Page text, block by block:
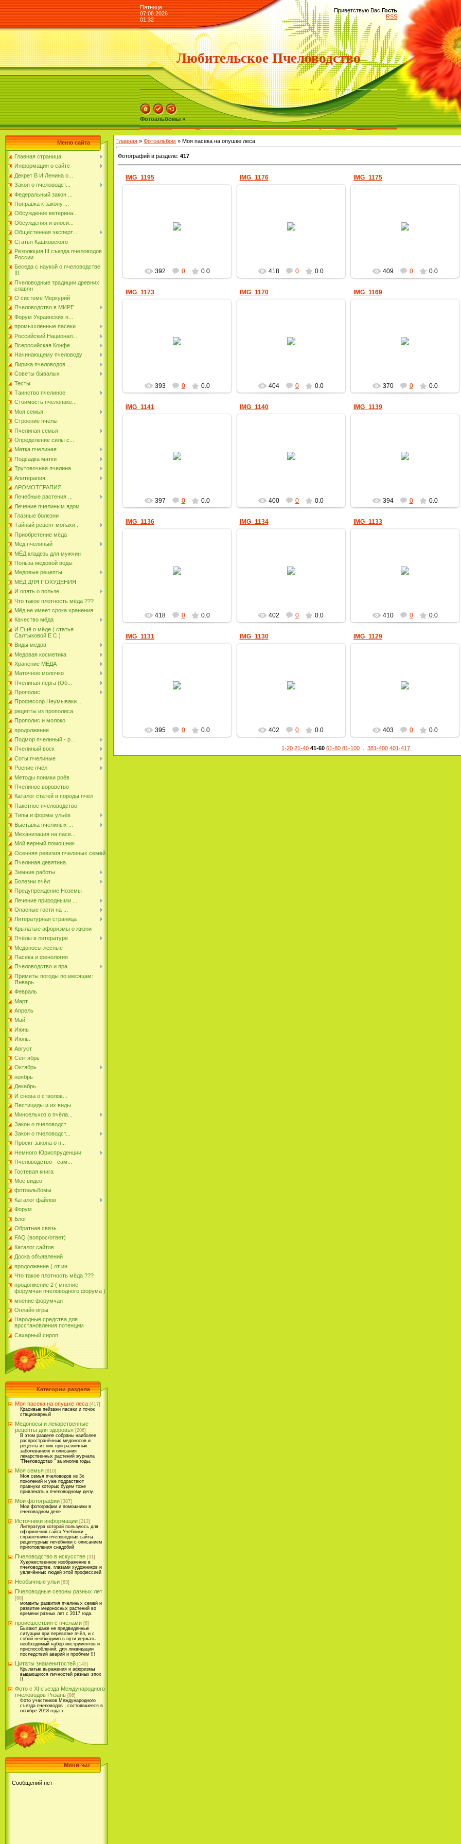
Пятница
07.08.2026
01:32
Приветствую Вас Гость
RSS
Любительское Пчеловодство
Фотоальбомы »
Меню сайта
Главная страница
Информация о сайте
Декрет В И Ленина о...
Закон о пчеловодст...
Федеральный закон ...
Поправка к закону ...
Обсуждение ветерина...
Обсуждения и вноси...
Общестенная эксперт...
Статья Кашковского
Резолюция III съезда пчеловодов
России
Беседа с наукой о пчеловодстве
!!!
Пчеловодные традиции древних
славян
О системе Меркурий
Пчеловодство в МИРЕ
Форум Украинских п...
промышленные пасеки
Российский Национал...
Всеросийская Конфе...
Начинающему пчеловоду
Лирика пчеловодов ...
Советы бывалых
Тесты
Таинство пчелиное
Стоимость пчелопаке...
Моя семья
Строение пчелы
Пчелиная семья
Определение силы с...
Матка пчелиная
Подсадка матки
Трутовочная пчелина...
Апитерапия
АРОМОТЕРАПИЯ
Лечебные растения ...
Лечение пчелиным ядом
Глазные болезни
Тайный рецепт монахи...
Приобретение мёда
Мёд пчелиный
МЁД кладезь для мужчин
Польза медовой воды
Медовые рецепты
МЁД ДЛЯ ПОХУДЕНИЯ
И опять о пользе ...
Что такое плотность мёда ???
Мёд не имеет срока хранения
Качество мёда
И Ещё о мёде ( статья
Салтыковой Е С )
Виды медов
Медовая косметика
Хранение МЁДА
Маточное молочко
Пчелиная перга (Об...
Прополис
Профессор Неумываки...
рецепты из прополиса
Прополис и молоко
продолжение
Подмор пчелиный - р...
Пчелиный воск
Соты пчелиные
Роение пчёл
Методы поимки роёв
Пчелиное воровство
Каталог статей и породы пчёл
Пакетное пчеловодство
Типы и формы ульёв
Выставка пчелиных ...
Механизация на пасе...
Мой верный помошник
Осенняя ревизия пчелиных семей
Пчелиная девятина
Зимние работы
Болезни пчёл
Предупреждение Ноземы
Лечение природными ...
Опасные гости на ...
Литературная страница
Крылатые афоризмы о жизни
Пчёлы в литературе
Медоносы лесные
Пасека и фенология
Пчеловодство и пра...
Приметы погоды по месяцам:
Январь
Февраль
Март
Апрель
Май
Июнь
Июль.
Август
Сентябрь
Октябрь
ноябрь
Декабрь.
И снова о стволов...
Пестициды и их виды
Минсельхоз о пчёла...
Закон о пчеловодст...
Закон о пчеловодст...
Проект закона о п...
Немного Юриспруденции
Пчеловодство - сам...
Гостевая книга
Моё видео
фотоальбомы
Каталог файлов
Форум
Блог
Обратная связь
FAQ (вопрос/ответ)
Каталог сайтов
Доска объявлений
продолжение ( от ин...
Что такое плотность мёда ???
продолжение 2 ( мнение
форумчан пчеловодного форума )
мнение форумчан
Онлайн игры
Народные средства для
врсстановления потенцим
Сахарный сироп
Категории раздела
Моя пасека на опушке леса [417]
Красивые пейзажи пасеки и точок
стационарный
Медоносы и лекарственные
рецепты для здоровья [206]
В этом разделе собраны наиболее
распространённых медоносов и
рецепты из них при различных
заболеваниях и описания
лекарственных растений журнала
"Пчеловодстао " за многие годы.
Моя семья [810]
Моя семья пчеловодов из 3х
поколений и уже подрастают
правнуки которых будем тоже
привлекать к пчеловодному делу.
Мои фотографии [387]
Мои фотографии и помошники в
пчеловодном деле
Источники информации [213]
Литература которой пользуюсь для
оформления сайта Учебники
справочники пчеловодные сайты
рецептурные лечебники с описанием
приготовления снадобий
Пчеловодство в искусстве [31]
Художественное изображение в
пчеловодстве, глазами художников и
увлечённых людей этой профессией
Необычные ульи [83]
Пчеловодные сезоны разных лет
[68]
моменты развития пчелиных семей и
развитие медоносных растений во
времени разных лет с 2017 года.
происшествия с пчёлами [6]
Бывают даже не предвиденные
ситуации при перевозке пчёл, и с
собой необходимо в пути держать
необходимый набор инструментов и
приспособлений, для ликвидации
последствий аварий и проблем !!!
Цитаты знаменитостей [145]
Крылатые выражения и афоризмы
выдающихся личностей разных эпох
!!
Фото с XI съезда Международного
пчеловодов Рязань [86]
Фото участников Международного
съезда пчеловодов , состоявшееся в
октябре 2018 года х
Мини-чат
Главная » Фотоальбом » Моя пасека на опушке леса
Фотографий в разделе: 417
IMG_1195
392 0 0.0
IMG_1176
418 0 0.0
IMG_1175
409 0 0.0
IMG_1173
393 0 0.0
IMG_1170
404 0 0.0
IMG_1169
370 0 0.0
IMG_1141
397 0 0.0
IMG_1140
400 0 0.0
IMG_1139
394 0 0.0
IMG_1136
418 0 0.0
IMG_1134
402 0 0.0
IMG_1133
410 0 0.0
IMG_1131
395 0 0.0
IMG_1130
402 0 0.0
IMG_1129
403 0 0.0
1-20 21-40 41-60 61-80 81-100 381-400 401-417